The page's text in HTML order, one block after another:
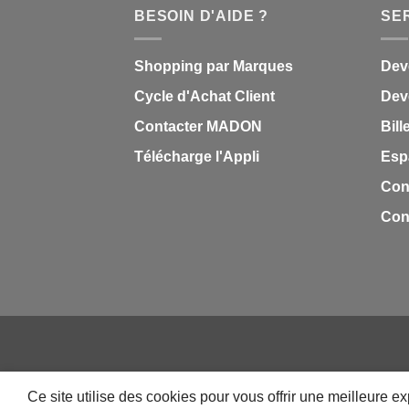
BESOIN D'AIDE ?
Shopping par Marques
Cycle d'Achat Client
Contacter MADON
Télécharge l'Appli
IMPRESSION PERSONNALISÉE
MON-TSHIRT
Ce site utilise des cookies pour vous offrir une meilleure